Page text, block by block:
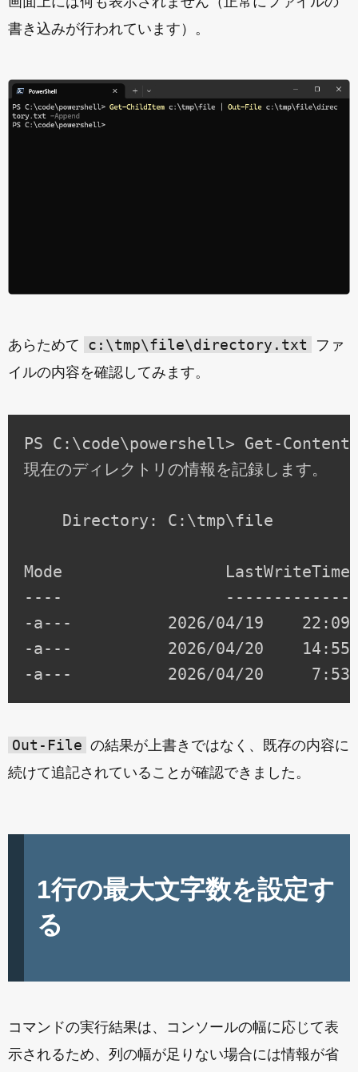
書き込みが行われています）。
あらためて c:\tmp\file\directory.txt
ファ
イルの内容を確認してみます。
PS C:\code\powershell> Get-
現在のディレクトリの情報を記録します。
    Directory: C:\tmp\file
Mode                 LastWriteTime
----
-a---          2026/04/19
-a---          2026/04/20
Out-File の結果が上書きではなく、既存の内容に
続けて追記されていることが確認できました。
1行の最大文字数を設定す
る
コマンドの実行結果は、コンソールの幅に応じて表
示されるため、列の幅が足りない場合には情報が省